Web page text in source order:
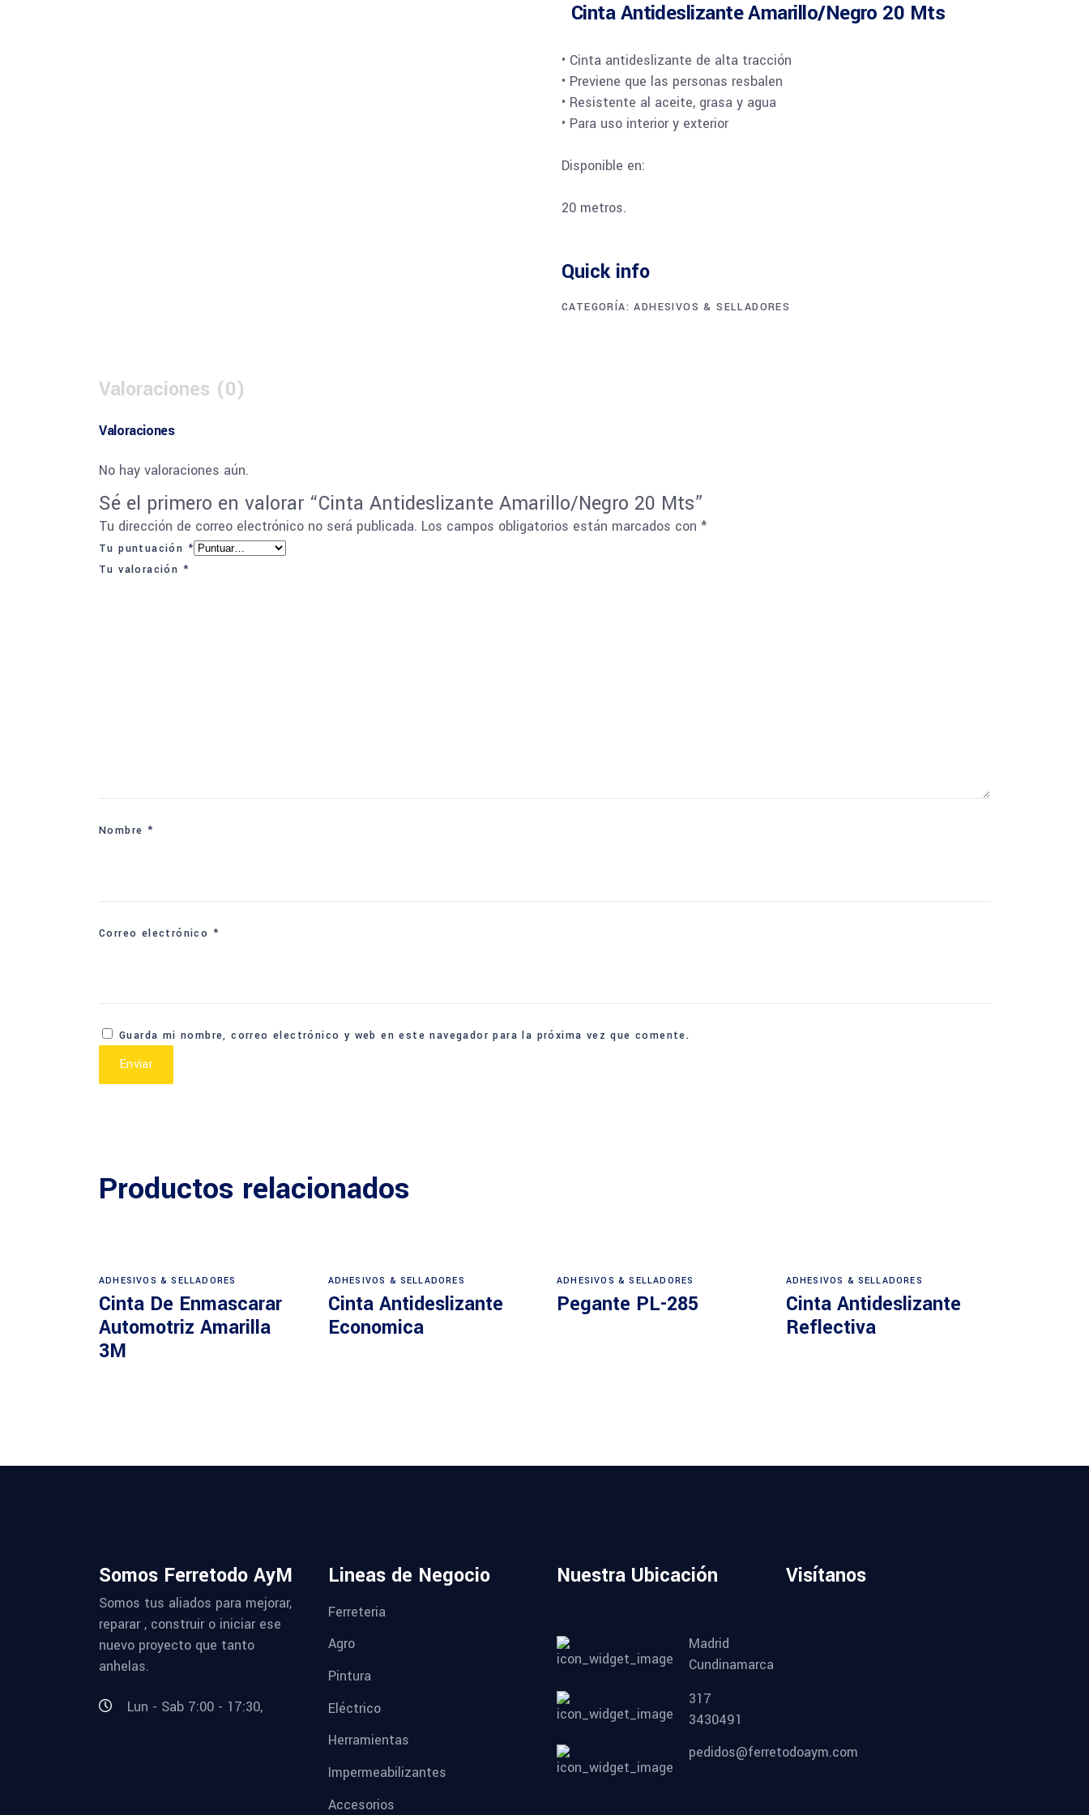
Cinta Antideslizante Amarillo/Negro 20 Mts
• Cinta antideslizante de alta tracción
• Previene que las personas resbalen
• Resistente al aceite, grasa y agua
• Para uso interior y exterior
Disponible en:
20 metros.
Quick info
CATEGORÍA:ADHESIVOS & SELLADORES
Valoraciones (0)
Valoraciones
No hay valoraciones aún.
Sé el primero en valorar “Cinta Antideslizante Amarillo/Negro 20 Mts”
Tu dirección de correo electrónico no será publicada. Los campos obligatorios están marcados con *
Tu puntuación *
Tu valoración *
Nombre *
Correo electrónico *
Guarda mi nombre, correo electrónico y web en este navegador para la próxima vez que comente.
Productos relacionados
ADHESIVOS & SELLADORES
Cinta De Enmascarar
Automotriz Amarilla
3M
ADHESIVOS & SELLADORES
Cinta Antideslizante
Economica
ADHESIVOS & SELLADORES
Pegante PL-285
ADHESIVOS & SELLADORES
Cinta Antideslizante
Reflectiva
Somos Ferretodo AyM
Somos tus aliados para mejorar,
reparar , construir o iniciar ese
nuevo proyecto que tanto
anhelas.
Lun - Sab 7:00 - 17:30,
Lineas de Negocio
Ferreteria
Agro
Pintura
Eléctrico
Herramientas
Impermeabilizantes
Accesorios
Nuestra Ubicación
Madrid
Cundinamarca
317
3430491
pedidos@ferretodoaym.com
Visítanos